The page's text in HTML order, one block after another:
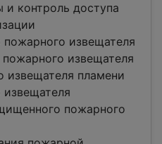
контроль доступа
извещателя
извещателя
пламени
пожарного